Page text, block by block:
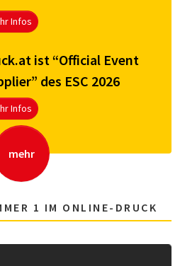
Infos
ist “Official Event
des ESC 2026
Infos
mehr
1 IM ONLINE-DRUCK